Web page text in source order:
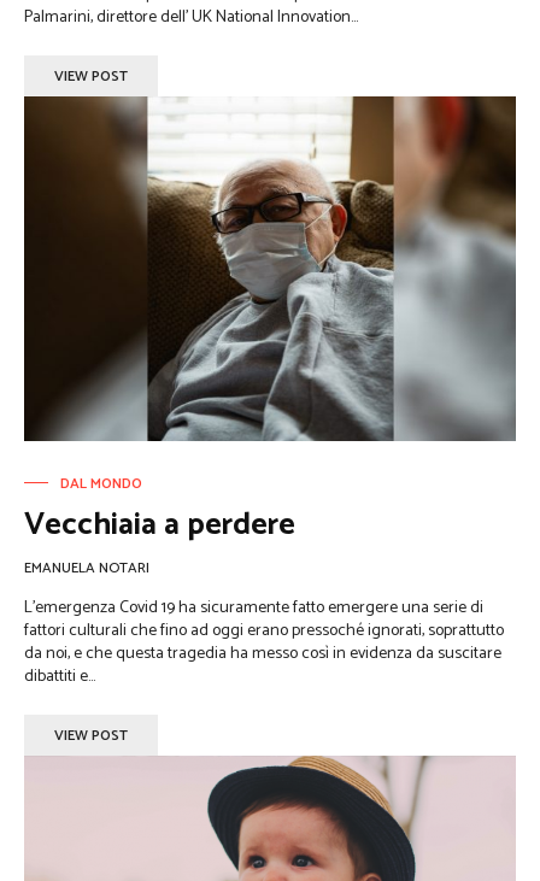
Palmarini, direttore dell’ UK National Innovation...
VIEW POST
DAL MONDO
Vecchiaia a perdere
EMANUELA NOTARI
L’emergenza Covid 19 ha sicuramente fatto emergere una serie di
fattori culturali che fino ad oggi erano pressoché ignorati, soprattutto
da noi, e che questa tragedia ha messo così in evidenza da suscitare
dibattiti e...
VIEW POST